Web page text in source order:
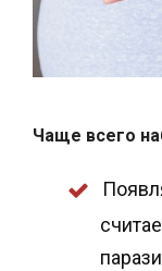
Чаще всего